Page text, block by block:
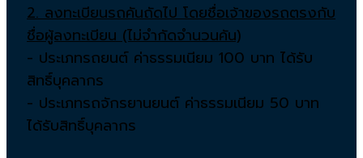
2. ลงทะเบียนรถคันถัดไป โดยชื่อเจ้าของรถตรงกับ
ชื่อผู้ลงทะเบียน (ไม่จำกัดจำนวนคัน)
- ประเภทรถยนต์ ค่าธรรมเนียม 100 บาท ได้รับ
สิทธิ์บุคลากร
- ประเภทรถจักรยานยนต์ ค่าธรรมเนียม 50 บาท
ได้รับสิทธิ์บุคลากร